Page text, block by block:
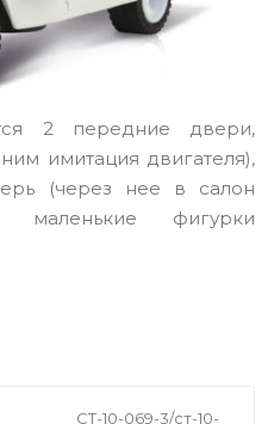
2 передние двери,
имитация двигателя),
(через нее в салон
фигурки
СТ-10-069-3/ст-10-